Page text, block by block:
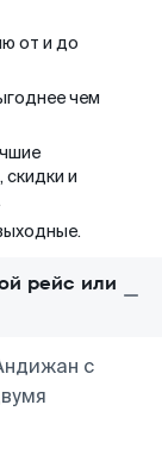
от и до
чем
и
рейс или
с